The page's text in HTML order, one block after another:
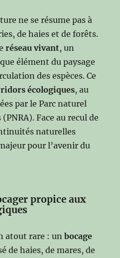
ne se résume pas à
de haies et de forêts.
réseau vivant, un
élément du paysage
des espèces. Ce
écologiques, au
par le Parc naturel
Face au recul de
naturelles
pour l’avenir du
propice aux
atout rare : unbocage
de haies, de mares, de